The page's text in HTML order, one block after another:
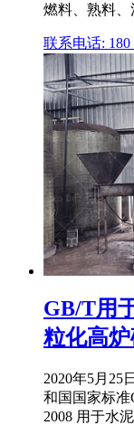
燃料、熟料、
联系电话: 180
GB/T用
粒化高炉
2020年5月25
和国国家标
2008 用于水